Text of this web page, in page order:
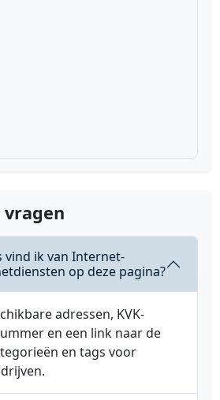
vind ik van Internet-
op deze pagina?
adressen, KVK-
en een link naar de
en tags voor